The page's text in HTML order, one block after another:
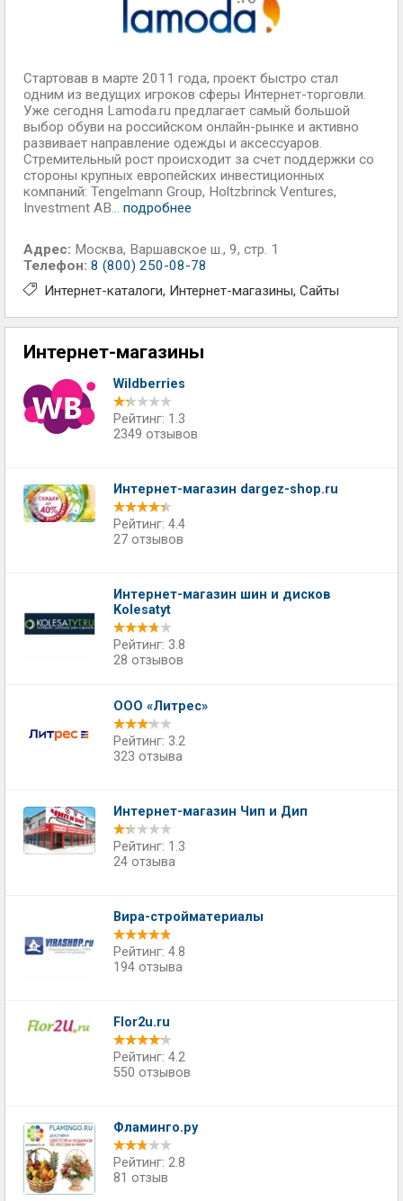
Стартовав в марте 2011 года, проект быстро стал
одним из ведущих игроков сферы Интернет-торговли.
Уже сегодня Lamoda.ru предлагает самый большой
выбор обуви на российском онлайн-рынке и активно
развивает направление одежды и аксессуаров.
Стремительный рост происходит за счет поддержки со
стороны крупных европейских инвестиционных
компаний: Tengelmann Group, Holtzbrinck Ventures,
Investment AB... подробнее
Адрес: Москва, Варшавское ш., 9, стр. 1
Телефон: 8 (800) 250-08-78
Интернет-каталоги Интернет-магазины Сайты
Интернет-магазины
Wildberries
Рейтинг: 1.3
2349 отзывов
Интернет-магазин dargez-shop.ru
Рейтинг: 4.4
27 отзывов
Интернет-магазин шин и дисков
Kolesatyt
Рейтинг: 3.8
28 отзывов
ООО «Литрес»
Рейтинг: 3.2
323 отзыва
Интернет-магазин Чип и Дип
Рейтинг: 1.3
24 отзыва
Вира-стройматериалы
Рейтинг: 4.8
194 отзыва
Flor2u.ru
Рейтинг: 4.2
550 отзывов
Фламинго.ру
Рейтинг: 2.8
81 отзыв